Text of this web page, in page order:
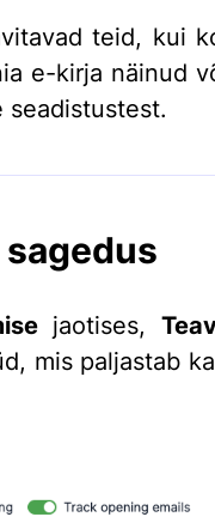
teid, kui
e-kirja näinud
seadistustest.
jaotises,
mis paljastab